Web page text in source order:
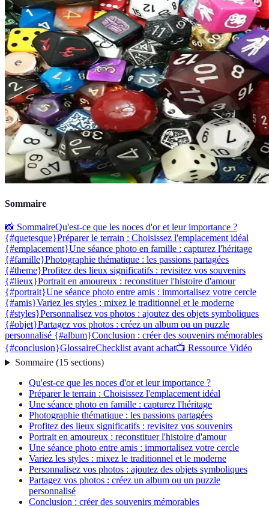
Sommaire
📸 SommaireQu'est-ce que les noces d'or et leur importance ?
{#quetesque}Préparer le terrain : Choisissez l'emplacement idéal
{#emplacement}Une séance photo en famille : capturez l'héritage
{#famille}Photographie thématique : les passions partagées
{#theme}Profitez des lieux significatifs : revisitez vos souvenirs
{#lieux}Portrait en amoureux : reconstituer l'histoire d'amour
{#portrait}Une séance photo entre amis : immortalisez votre cercle
{#amis}Variez les styles : mixez le traditionnel et le moderne
{#styles}Personnalisez vos photos : ajoutez des objets symboliques
{#objet}Partagez vos photos : créez un album ou un puzzle
personnalisé {#album}Conclusion : créer des souvenirs mémorables
{#conclusion}GlossaireChecklist avant achat📺 Ressource Vidéo
Sommaire(15 sections)
Qu'est-ce que les noces d'or et leur importance ?
Préparer le terrain : Choisissez l'emplacement idéal
Une séance photo en famille : capturez l'héritage
Photographie thématique : les passions partagées
Profitez des lieux significatifs : revisitez vos souvenirs
Portrait en amoureux : reconstituer l'histoire d'amour
Une séance photo entre amis : immortalisez votre cercle
Variez les styles : mixez le traditionnel et le moderne
Personnalisez vos photos : ajoutez des objets symboliques
Partagez vos photos : créez un album ou un puzzle
personnalisé
Conclusion : créer des souvenirs mémorables